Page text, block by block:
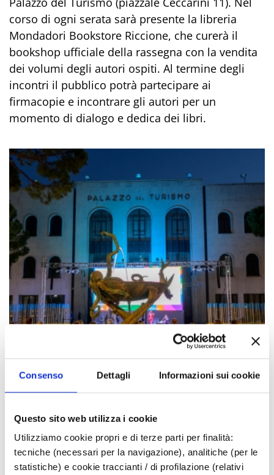
Consenso Dettagli Informazioni sui cookie
Questo sito web utilizza i cookie
Utilizziamo cookie propri e di terze parti per finalità:
tecniche (necessari per la navigazione), analitiche (per le
statistiche) e cookie traccianti / di profilazione (relativi
corso di ogni serata sarà presente la libreria
Mondadori Bookstore Riccione, che curerà il
bookshop ufficiale della rassegna con la vendita
dei volumi degli autori ospiti. Al termine degli
incontri il pubblico potrà partecipare ai
firmacopie e incontrare gli autori per un
momento di dialogo e dedica dei libri.
Gli eventi potrebbero subire variazioni,
contattare sempre gli organizzatori prima di
recarsi in loco.